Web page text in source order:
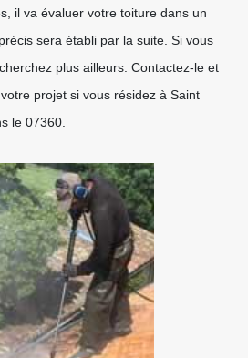
il va évaluer votre toiture dans un
sera établi par la suite. Si vous
plus ailleurs. Contactez-le et
projet si vous résidez à Saint
le 07360.